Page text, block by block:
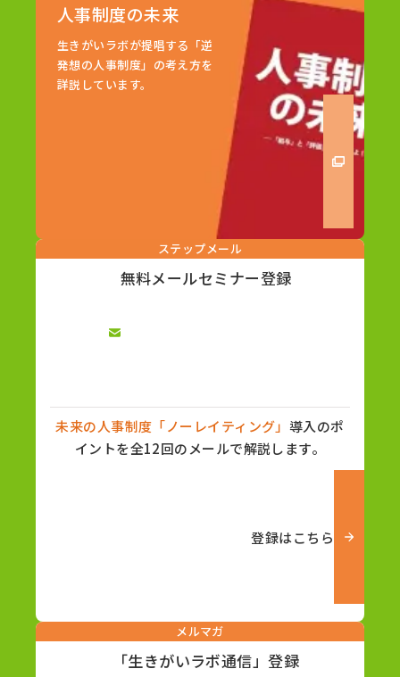
人事制度の未来
生きがいラボが提唱する「逆
発想の人事制度」の考え方を
詳説しています。
ステップメール
無料メールセミナー登録
未来の人事制度「ノーレイティング」 導入のポ
イントを全12回のメールで解説します。
登録はこちら
メルマガ
「生きがいラボ通信」登録